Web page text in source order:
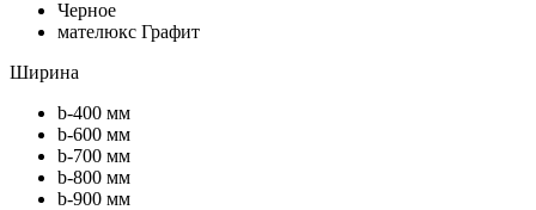
Черное
мателюкс Графит
Ширина
b-400 мм
b-600 мм
b-700 мм
b-800 мм
b-900 мм